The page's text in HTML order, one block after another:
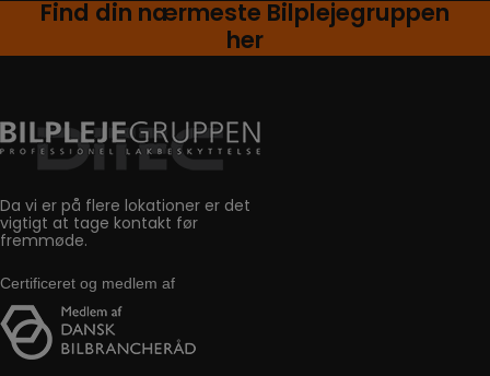
Find din nærmeste Bilplejegruppen
her
Da vi er på flere lokationer er det
vigtigt at tage kontakt før
fremmøde.
Certificeret og medlem af